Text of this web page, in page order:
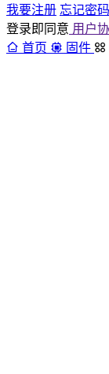
我要注册 忘记密码
登录即同意 用户
首页
固件